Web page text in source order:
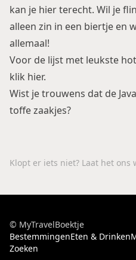
kan je hier terecht. Wil je
alleen zin in een biertje en
allemaal!
Voor de lijst met leukste
klik hier.
Wist je trouwens dat de
toffe zaakjes?
Klopt er iets niet? Laat het ons
© MyTravelBoektje
BestemmingenEten & Drinken
Zoeken